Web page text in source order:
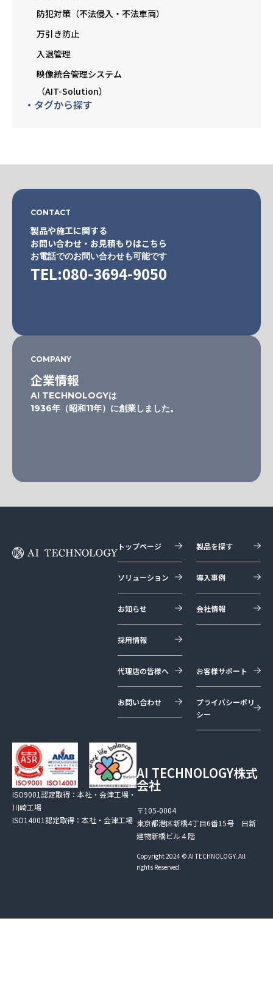
防犯対策（不法侵入・不法車両）
万引き防止
入退管理
映像統合管理システム
（AIT-Solution）
・タグから探す
CONTACT
製品や施工に関する
お問い合わせ・お見積もりはこちら
お電話でのお問い合わせも可能です
TEL:080-3694-9050
COMPANY
企業情報
AI TECHNOLOGYは
1936年（昭和11年）に創業しました。
トップページ 製品を探す
ソリューション 導入事例
お知らせ 会社情報
採用情報
代理店の皆様へ お客様サポート
お問い合わせ
プライバシーポリ
シー
AI TECHNOLOGY株式
会社
〒105-0004
東京都港区新橋4丁目6番15号 日新
建物新橋ビル４階
Copyright 2024 © AI TECHNOLOGY. All
rights Reserved.
ISO9001認定取得：本社・会津工場・
川崎工場
ISO14001認定取得：本社・会津工場